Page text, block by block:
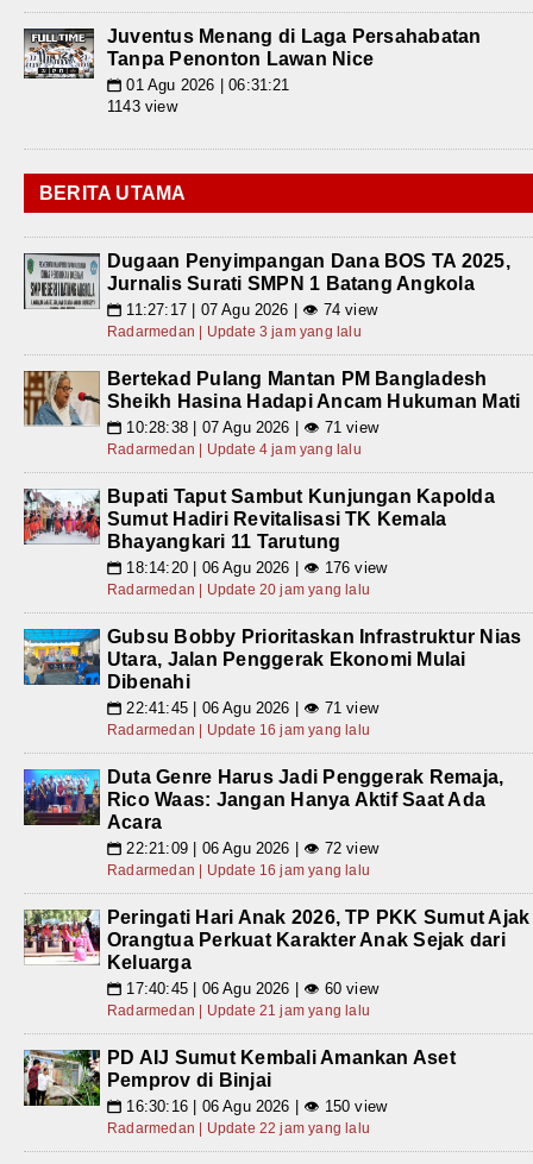
Juventus Menang di Laga Persahabatan
Tanpa Penonton Lawan Nice
📅 01 Agu 2026 | 06:31:21
1143 view
BERITA UTAMA
Dugaan Penyimpangan Dana BOS TA 2025,
Jurnalis Surati SMPN 1 Batang Angkola
📅 11:27:17 | 07 Agu 2026 | 👁 74 view
Radarmedan | Update 3 jam yang lalu
Bertekad Pulang Mantan PM Bangladesh
Sheikh Hasina Hadapi Ancam Hukuman Mati
📅 10:28:38 | 07 Agu 2026 | 👁 71 view
Radarmedan | Update 4 jam yang lalu
Bupati Taput Sambut Kunjungan Kapolda
Sumut Hadiri Revitalisasi TK Kemala
Bhayangkari 11 Tarutung
📅 18:14:20 | 06 Agu 2026 | 👁 176 view
Radarmedan | Update 20 jam yang lalu
Gubsu Bobby Prioritaskan Infrastruktur Nias
Utara, Jalan Penggerak Ekonomi Mulai
Dibenahi
📅 22:41:45 | 06 Agu 2026 | 👁 71 view
Radarmedan | Update 16 jam yang lalu
Duta Genre Harus Jadi Penggerak Remaja,
Rico Waas: Jangan Hanya Aktif Saat Ada
Acara
📅 22:21:09 | 06 Agu 2026 | 👁 72 view
Radarmedan | Update 16 jam yang lalu
Peringati Hari Anak 2026, TP PKK Sumut Ajak
Orangtua Perkuat Karakter Anak Sejak dari
Keluarga
📅 17:40:45 | 06 Agu 2026 | 👁 60 view
Radarmedan | Update 21 jam yang lalu
PD AIJ Sumut Kembali Amankan Aset
Pemprov di Binjai
📅 16:30:16 | 06 Agu 2026 | 👁 150 view
Radarmedan | Update 22 jam yang lalu